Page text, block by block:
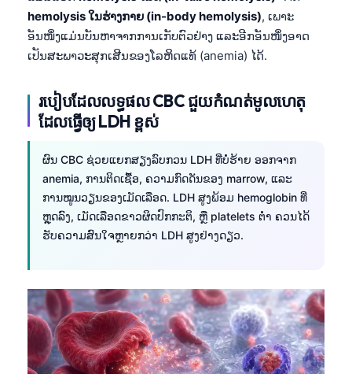
hemolysis ໃນຮ່າງກາຍ (in-body hemolysis), ເພາະ
ອັນໜຶ່ງແມ່ນບັນຫາຈາກການເກັບຕົວຢ່າງ ແລະອີກອັນໜຶ່ງອາດ
ເປັນສະພາວະສຸກເສີນຂອງໂລຫິດແທ້ (anemia) ໄດ້.
របៀបដែលលទ្ធផល CBC ជួយកំណត់មូលហេតុ
ដែលធ្វើឲ្យ LDH ខ្ពស់
ຜົນ CBC ຊ່ວຍແຍກສຽງລົບກວນ LDH ທີ່ບໍ່ຮ້າຍ ອອກຈາກ
anemia, ການຕິດເຊື້ອ, ຄວາມກົດດັນຂອງ marrow, ແລະ
ການໝູນວຽນຂອງເມັດເລືອດ. LDH ສູງພ້ອມ hemoglobin ທີ່
ຫຼຸດລົງ, ເມັດເລືອດຂາວຜິດປົກກະຕິ, ຫຼື platelets ຕ່ຳ ຄວນໄດ້
ຮັບຄວາມສົນໃຈຫຼາຍກວ່າ LDH ສູງຢ່າງດຽວ.